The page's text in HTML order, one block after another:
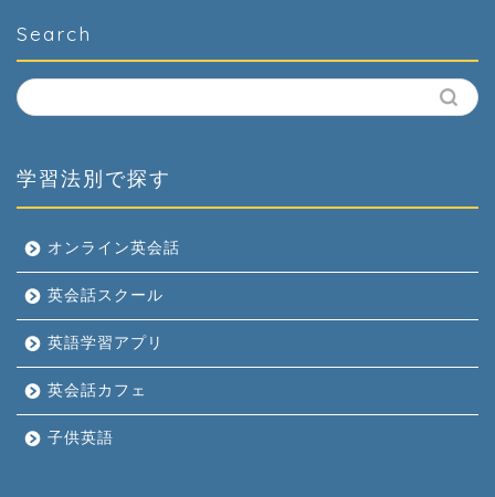
Search
学習法別で探す
オンライン英会話
英会話スクール
英語学習アプリ
英会話カフェ
子供英語